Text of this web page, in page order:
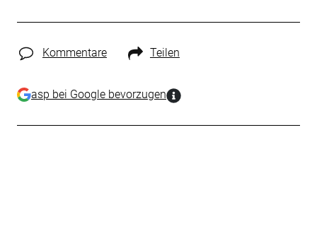
Kommentare Teilen
asp bei Google bevorzugen